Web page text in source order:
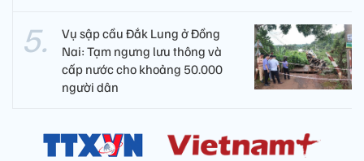
Vụ sập cầu Đắk Lung ở Đồng
Nai: Tạm ngưng lưu thông và
cấp nước cho khoảng 50.000
người dân